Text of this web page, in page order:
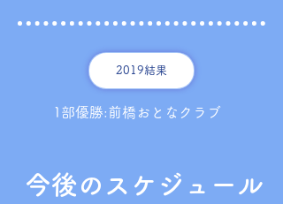
2019結果
1部優勝:前橋おとなクラブ
今後のスケジュール